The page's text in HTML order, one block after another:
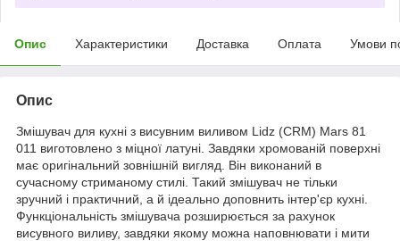
Опис Характеристики Доставка Оплата Умови
Опис
Змішувач для кухні з висувним виливом Lidz (CRM) Mars 81
011 виготовлено з міцної латуні. Завдяки хромованій поверхні
має оригінальний зовнішній вигляд. Він виконаний в
сучасному стриманому стилі. Такий змішувач не тільки
зручний і практичний, а й ідеально доповнить інтер'єр кухні.
Функціональність змішувача розширюється за рахунок
висувного виливу, завдяки якому можна наповнювати і мити